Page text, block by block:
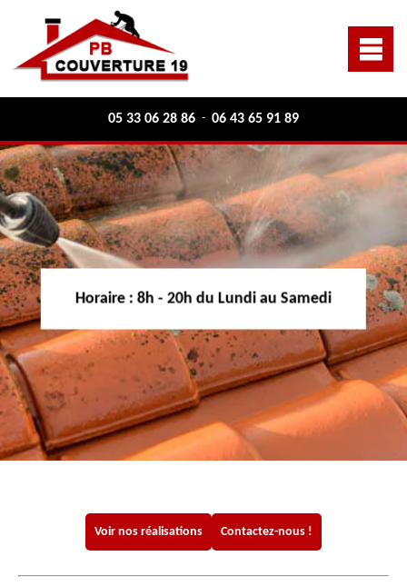
05 33 06 28 86 - 06 43 65 91 89
Horaire : 8h - 20h du Lundi au Samedi
Voir nos réalisations Contactez-nous !